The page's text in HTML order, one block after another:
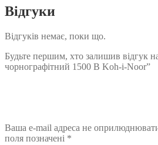
Відгуки
Відгуків немає, поки що.
Будьте першим, хто залишив відгук
чорнографітний 1500 B Koh-i-Noor”
Ваша e-mail адреса не
поля позначені *